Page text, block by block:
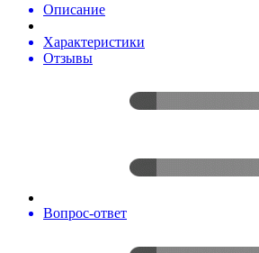
Описание
Характеристики
Отзывы
Вопрос-ответ